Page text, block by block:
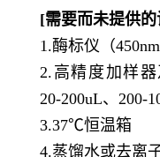
[需要而未提供
1.酶标仪（450nm
2.高精度加样器
20-200uL、200-
3.37℃恒温箱
4.蒸馏水或去离